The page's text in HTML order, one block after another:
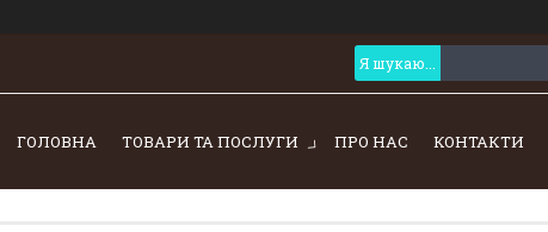
ГОЛОВНА ТОВАРИ ТА ПОСЛУГИ ПРО НАС КОНТАКТИ